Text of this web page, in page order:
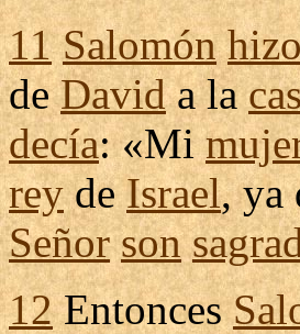
11 Salomón
deDavida la
decía: «Mi
reydeIsrael, ya
Señor son
12Entonces